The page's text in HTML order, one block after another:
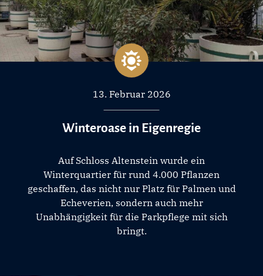
13. Februar 2026
Winteroase in Eigenregie
Auf Schloss Altenstein wurde ein
Winterquartier für rund 4.000 Pflanzen
geschaffen, das nicht nur Platz für Palmen und
Echeverien, sondern auch mehr
Unabhängigkeit für die Parkpflege mit sich
bringt.